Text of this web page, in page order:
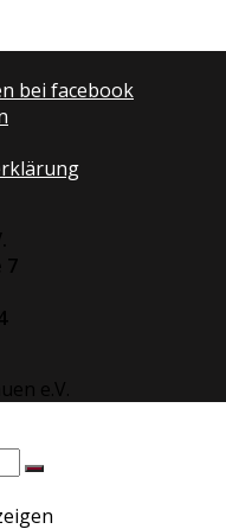
bei facebook
7
e.V.